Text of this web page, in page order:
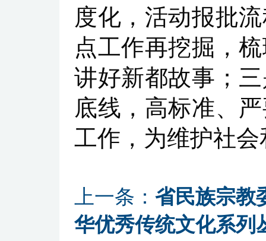
度化，活动报批
点工作再挖掘，
讲好新都故事；
底线，高标准、
工作，为维护社
上一条： 省民族宗教
华优秀传统文化系列